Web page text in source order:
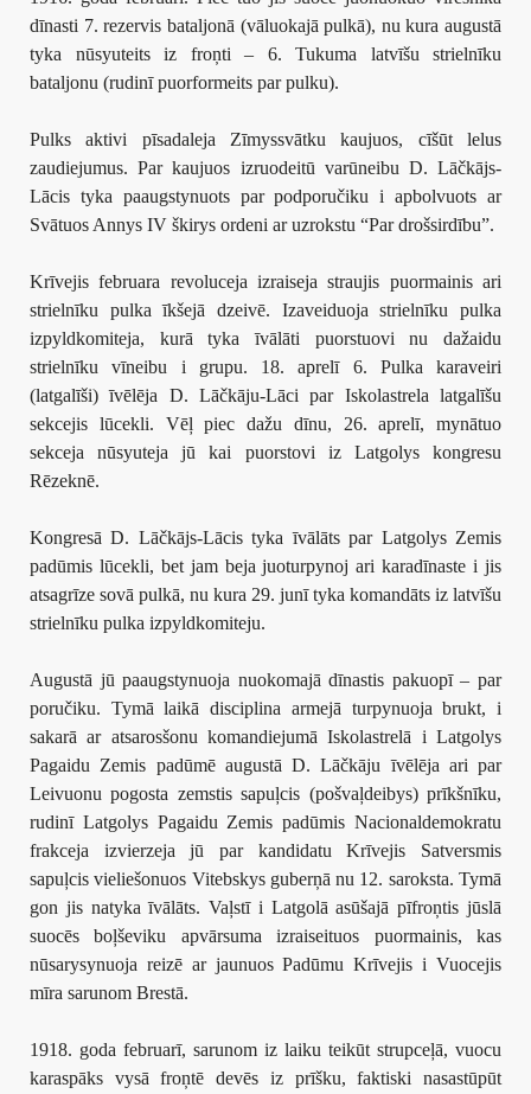
dīnasti 7. rezervis bataljonā (vāluokajā pulkā), nu kura augustā
tyka nūsyuteits iz froņti – 6. Tukuma latvīšu strielnīku
bataljonu (rudinī puorformeits par pulku).
Pulks aktivi pīsadaleja Zīmyssvātku kaujuos, cīšūt lelus
zaudiejumus. Par kaujuos izruodeitū varūneibu D. Lāčkājs-
Lācis tyka paaugstynuots par podporučiku i apbolvuots ar
Svātuos Annys IV škirys ordeni ar uzrokstu “Par drošsirdību”.
Krīvejis februara revoluceja izraiseja straujis puormainis ari
strielnīku pulka īkšejā dzeivē. Izaveiduoja strielnīku pulka
izpyldkomiteja, kurā tyka īvālāti puorstuovi nu dažaidu
strielnīku vīneibu i grupu. 18. aprelī 6. Pulka karaveiri
(latgalīši) īvēlēja D. Lāčkāju-Lāci par Iskolastrela latgalīšu
sekcejis lūcekli. Vēļ piec dažu dīnu, 26. aprelī, mynātuo
sekceja nūsyuteja jū kai puorstovi iz Latgolys kongresu
Rēzeknē.
Kongresā D. Lāčkājs-Lācis tyka īvālāts par Latgolys Zemis
padūmis lūcekli, bet jam beja juoturpynoj ari karadīnaste i jis
atsagrīze sovā pulkā, nu kura 29. junī tyka komandāts iz latvīšu
strielnīku pulka izpyldkomiteju.
Augustā jū paaugstynuoja nuokomajā dīnastis pakuopī – par
poručiku. Tymā laikā disciplina armejā turpynuoja brukt, i
sakarā ar atsarosšonu komandiejumā Iskolastrelā i Latgolys
Pagaidu Zemis padūmē augustā D. Lāčkāju īvēlēja ari par
Leivuonu pogosta zemstis sapuļcis (pošvaļdeibys) prīkšnīku,
rudinī Latgolys Pagaidu Zemis padūmis Nacionaldemokratu
frakceja izvierzeja jū par kandidatu Krīvejis Satversmis
sapuļcis vieliešonuos Vitebskys guberņā nu 12. saroksta. Tymā
gon jis natyka īvālāts. Vaļstī i Latgolā asūšajā pīfroņtis jūslā
suocēs boļševiku apvārsuma izraiseituos puormainis, kas
nūsarysynuoja reizē ar jaunuos Padūmu Krīvejis i Vuocejis
mīra sarunom Brestā.
1918. goda februarī, sarunom iz laiku teikūt strupceļā, vuocu
karaspāks vysā froņtē devēs iz prīšku, faktiski nasastūpūt